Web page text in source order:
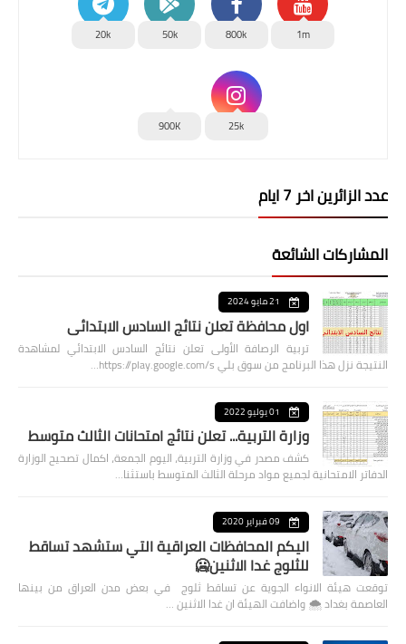
1m
800k
50k
20k
25k
900K
عدد الزائرين اخر 7 ايام
المشاركات الشائعة
21 مايو 2024
اول محافظة تعلن نتائج السادس الابتدائي
تربية الرصافة الأولى تعلن نتائج السادس الابتدائي لمشاهدة
النتيجة نزل هذا البرنامج من سوق بلي https://play.google.com/s…
01 يوليو 2022
وزارة التربية... تعلن نتائج امتحانات الثالث متوسط
كشف مصدر في وزارة التربية، اليوم الجمعة، اكمال تصحيح الوزارة
الدفاتر الامتحانية لجميع مواد مرحلة الثالث المتوسط باستثنا…
09 فبراير 2020
اليكم المحافظات العراقية التي ستشهد تساقط
للثلوج غدا الاثنين🥶
توقعت هيئة الانواء الجوية عن تساقط ثلوج في بعض مدن العراق من بينها
العاصمة بغداد ⁦🌨️⁩ واضافت الهيئة ان غدا الاثنين …